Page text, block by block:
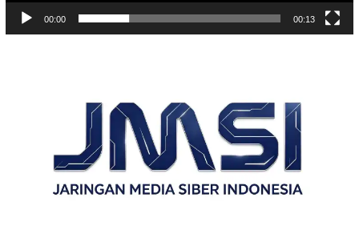
00:00 00:13